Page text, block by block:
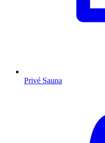
Privé Sauna